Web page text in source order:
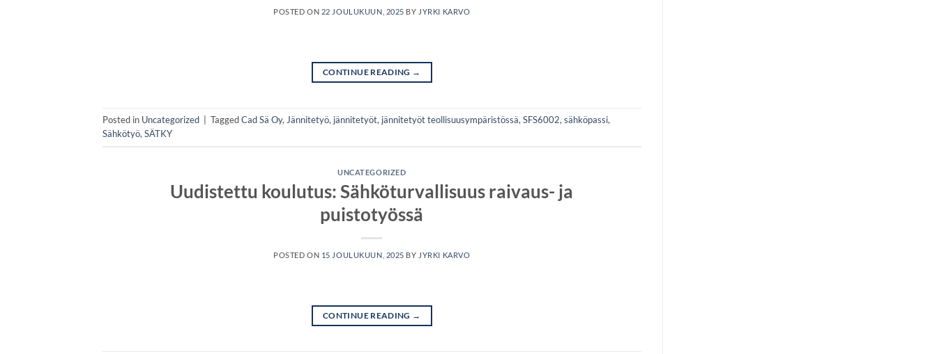
POSTED ON 22 JOULUKUUN, 2025 BY JYRKI KARVO
CONTINUE READING →
Posted in Uncategorized TaggedCad Sä Oy,Jännitetyö, jännitetyöt, jännitetyöt teollisuusympäristössä,SFS6002,sähköpassi,
Sähkötyö,SÄTKY
UNCATEGORIZED
Uudistettu koulutus: Sähköturvallisuus raivaus- ja
puistotyössä
POSTED ON 15 JOULUKUUN, 2025 BY JYRKI KARVO
CONTINUE READING →